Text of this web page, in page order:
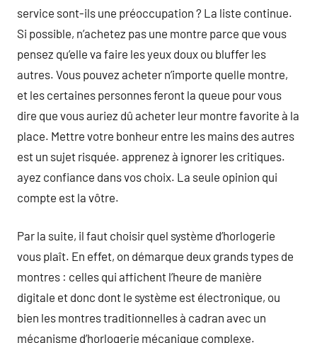
service sont-ils une préoccupation ? La liste continue.
Si possible, n’achetez pas une montre parce que vous
pensez qu’elle va faire les yeux doux ou bluffer les
autres. Vous pouvez acheter n’importe quelle montre,
et les certaines personnes feront la queue pour vous
dire que vous auriez dû acheter leur montre favorite à la
place. Mettre votre bonheur entre les mains des autres
est un sujet risquée. apprenez à ignorer les critiques.
ayez confiance dans vos choix. La seule opinion qui
compte est la vôtre.
Par la suite, il faut choisir quel système d’horlogerie
vous plaît. En effet, on démarque deux grands types de
montres : celles qui affichent l’heure de manière
digitale et donc dont le système est électronique, ou
bien les montres traditionnelles à cadran avec un
mécanisme d’horlogerie mécanique complexe.